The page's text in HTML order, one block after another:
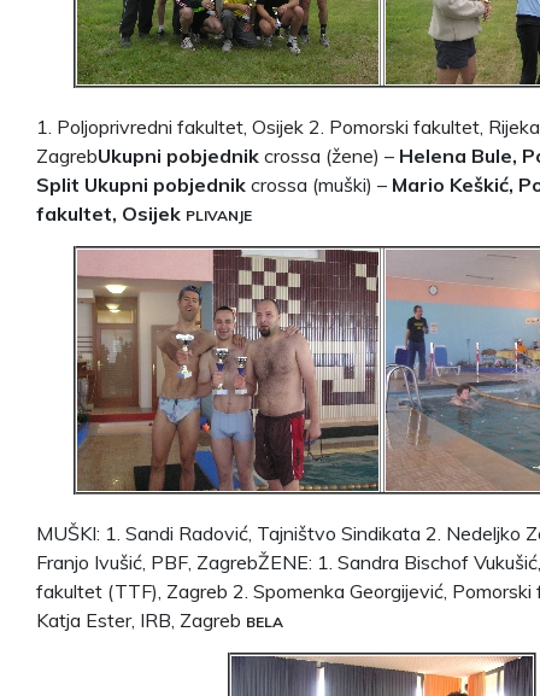
1. Poljoprivredni fakultet, Osijek 2. Pomorski fakultet,
ZagrebUkupni pobjednik crossa (žene) – Helena Bule,
Split Ukupni pobjednik crossa (muški) – Mario Keškić,
fakultet, Osijek PLIVANJE
MUŠKI: 1. Sandi Radović, Tajništvo Sindikata 2. Nedeljko
Franjo Ivušić, PBF, ZagrebŽENE: 1. Sandra Bischof
fakultet (TTF), Zagreb 2. Spomenka Georgijević, Pomorski
Katja Ester, IRB, Zagreb BELA